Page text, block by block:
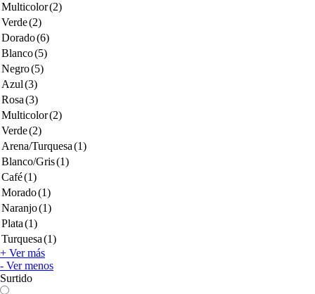
Multicolor(2)
Verde(2)
Dorado(6)
Blanco(5)
Negro(5)
Azul(3)
Rosa(3)
Multicolor(2)
Verde(2)
Arena/Turquesa(1)
Blanco/Gris(1)
Café(1)
Morado(1)
Naranjo(1)
Plata(1)
Turquesa(1)
+ Ver más
- Ver menos
Surtido